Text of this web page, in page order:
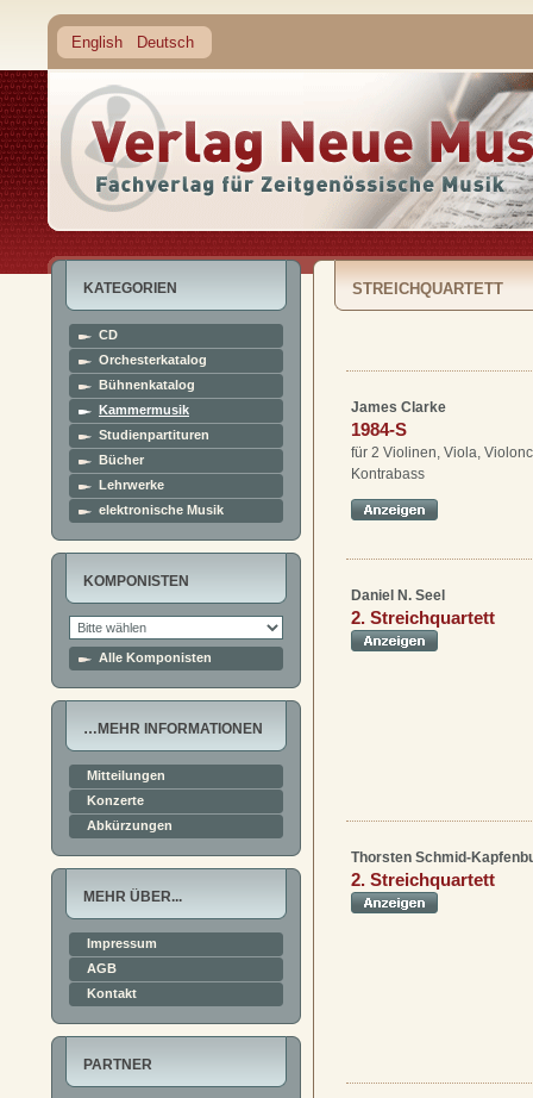
English Deutsch
KATEGORIEN
CD
Orchesterkatalog
Bühnenkatalog
Kammermusik
Studienpartituren
Bücher
Lehrwerke
elektronische Musik
KOMPONISTEN
Alle Komponisten
…MEHR INFORMATIONEN
Mitteilungen
Konzerte
Abkürzungen
MEHR ÜBER...
Impressum
AGB
Kontakt
PARTNER
STREICHQUARTETT
James Clarke
1984-S
für 2 Violinen, Viola,
Kontrabass
Daniel N. Seel
2. Streichquartett
Thorsten Schmid-
2. Streichquartett